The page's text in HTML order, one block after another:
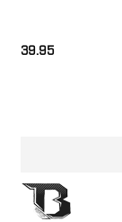
39.95